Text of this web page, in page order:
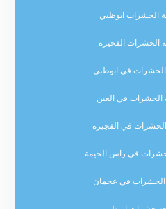
الحشرات ابوظبي
الحشرات الفجيرة
في ابوظبي
الحشرات في العين
في الفجيرة
في راس الخيمة
في عجمان